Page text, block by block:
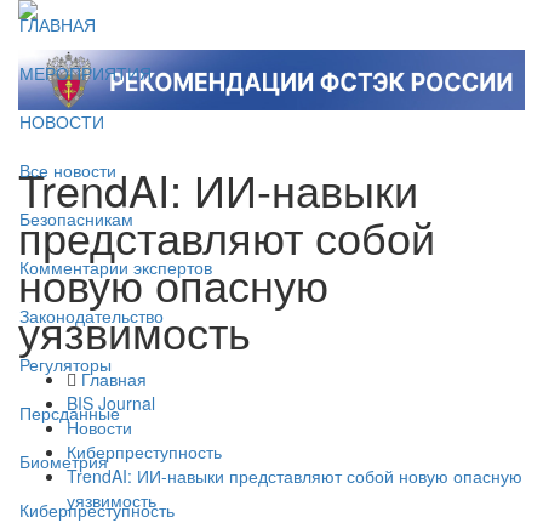
ГЛАВНАЯ
МЕРОПРИЯТИЯ
НОВОСТИ
Все новости
Безопасникам
Комментарии экспертов
Законодательство
Регуляторы
Персданные
Биометрия
Киберпреступность
TrendAI: ИИ-навыки
представляют собой
новую опасную
уязвимость
Главная
BIS Journal
Новости
Киберпреступность
TrendAI: ИИ-навыки представляют собой новую опасную
уязвимость